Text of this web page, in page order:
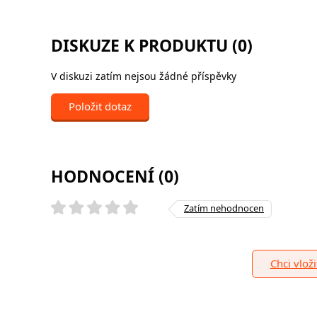
DISKUZE K PRODUKTU (0)
V diskuzi zatím nejsou žádné příspěvky
Položit dotaz
HODNOCENÍ (0)
Zatím nehodnocen
Chci